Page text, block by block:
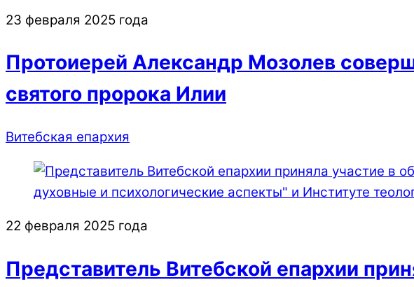
23 февраля 2025 года
Протоиерей Александр Мозолев
святого пророка Илии
Витебская епархия
22 февраля 2025 года
Представитель Витебской епархии